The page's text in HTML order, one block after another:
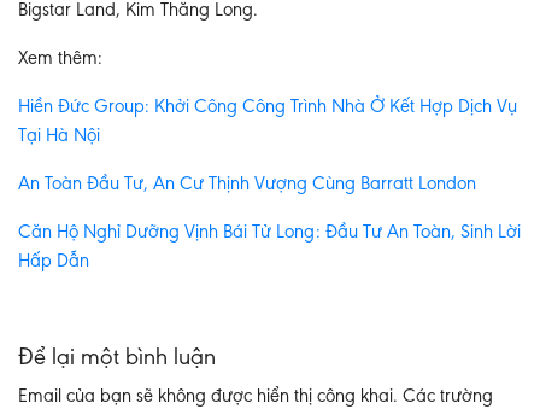
Bigstar Land, Kim Thăng Long.
Xem thêm:
Hiền Đức Group: Khởi Công Công Trình Nhà Ở Kết Hợp Dịch Vụ
Tại Hà Nội
An Toàn Đầu Tư, An Cư Thịnh Vượng Cùng Barratt London
Căn Hộ Nghỉ Dưỡng Vịnh Bái Tử Long: Đầu Tư An Toàn, Sinh Lời
Hấp Dẫn
Để lại một bình luận
Email của bạn sẽ không được hiển thị công khai. Các trường